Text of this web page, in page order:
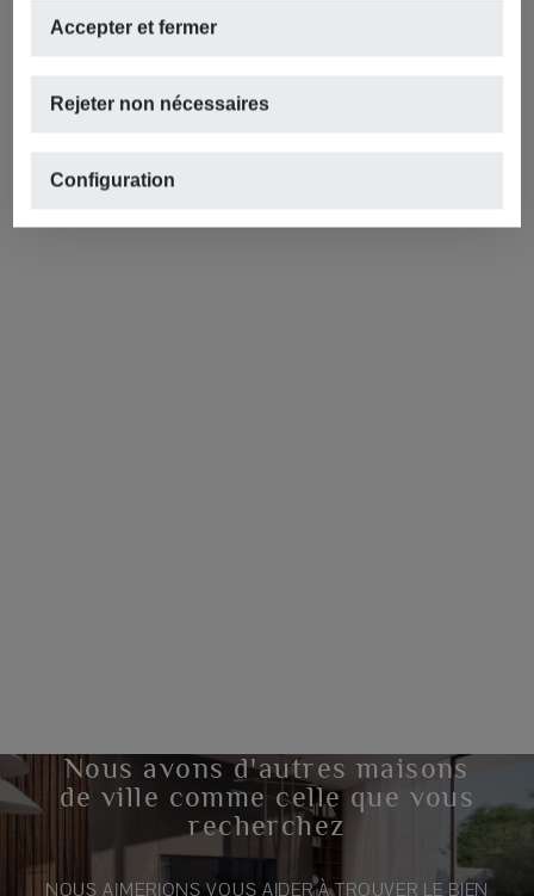
Accepter et fermer
Rejeter non nécessaires
Configuration
Nous avons d'autres maisons
de ville comme celle que vous
recherchez
NOUS AIMERIONS VOUS AIDER À TROUVER LE BIEN